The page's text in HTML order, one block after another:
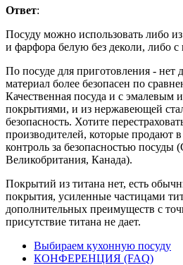
Ответ:
Посуду можно использовать либо
и фарфора белую без деколи, либо с
По посуде для приготовления - нет
материал более безопасен по
Качественная посуда и с эмалевым
покрытиями, и из нержавеющей
безопасность. Хотите
производителей, которые продают
контроль за безопасностью
Великобритания, Канада).
Покрытий из титана нет, есть
покрытия, усиленные частицами
дополнительных преимуществ с
присутствие титана не дает.
Выбираем кухонную посуду
КОНФЕРЕНЦИЯ (FAQ)